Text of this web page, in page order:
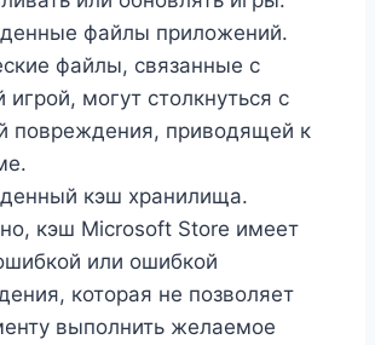
файлы приложений.
файлы, связанные с
игрой, могут столкнуться с
повреждения, приводящей к
кэш хранилища.
кэш Microsoft Store имеет
или ошибкой
которая не позволяет
выполнить желаемое